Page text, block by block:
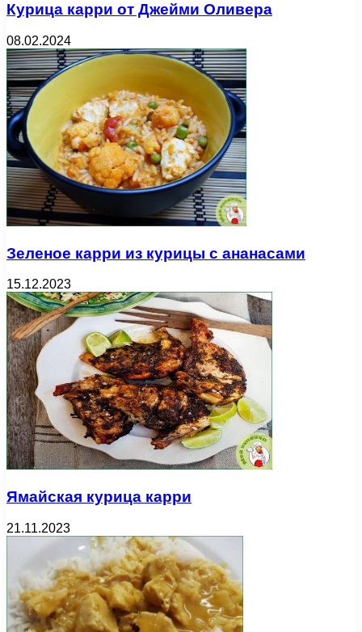
Курица карри от Джейми Оливера
08.02.2024
Зеленое карри из курицы с ананасами
15.12.2023
Ямайская курица карри
21.11.2023